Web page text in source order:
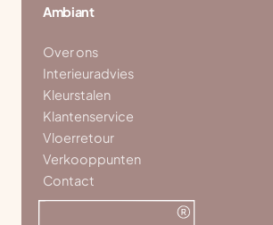
Ambiant
Over ons
Interieuradvies
Kleurstalen
Klantenservice
Vloerretour
Verkooppunten
Contact